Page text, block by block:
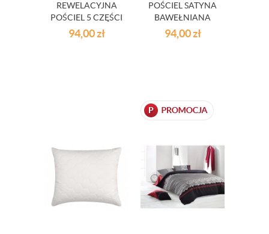
REWELACYJNA
POŚCIEL 5 CZĘŚCI
GEO - 160 X 200
CM
94,00zł
POŚCIEL SATYNA
BAWEŁNIANA
160 X 200 CM
94,00zł